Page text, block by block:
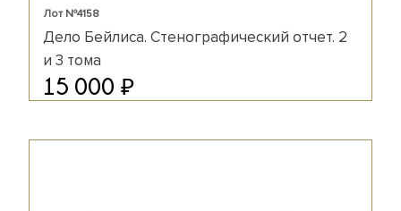
Лот №4158
Дело Бейлиса. Стенографический отчет. 2
и 3 тома
15 000 ₽